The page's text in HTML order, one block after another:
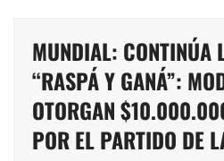
MUNDIAL: CONTINÚA
“RASPÁ Y GANÁ”:
OTORGAN
POR EL PARTIDO DE